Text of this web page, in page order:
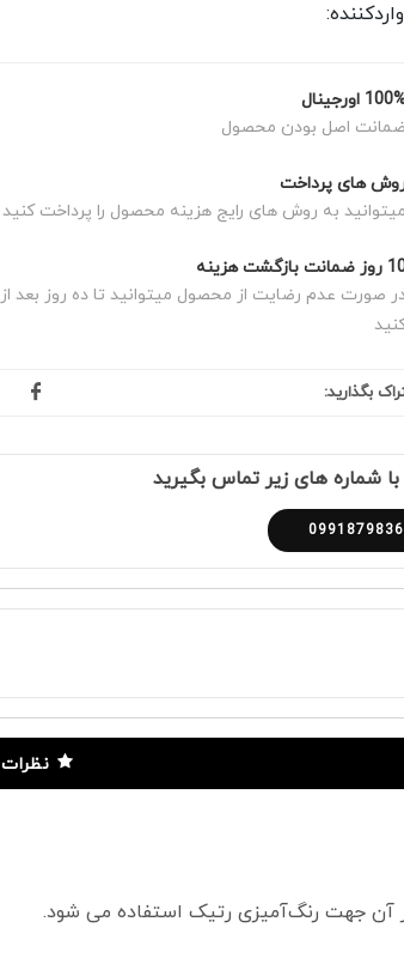
اورجینال
ضمانت اصل بودن محصول
های پرداخت
میتوانید به روش های رایج هزینه محصول را پرداخت کنید
بازگشت هزینه
صورت عدم رضایت از محصول میتوانید تا ده روز بعد
بگذارید:
با شماره های زیر تماس بگیرید
نظرات